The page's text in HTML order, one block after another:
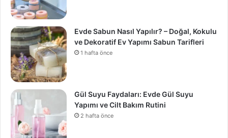
Evde Sabun Nasıl Yapılır? – Doğal, Kokulu
ve Dekoratif Ev Yapımı Sabun Tarifleri
1 hafta önce
Gül Suyu Faydaları: Evde Gül Suyu
Yapımı ve Cilt Bakım Rutini
2 hafta önce